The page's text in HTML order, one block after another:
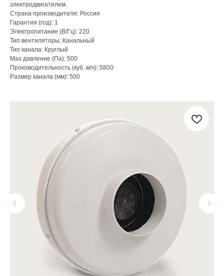
электродвигателем.
Страна производителя: Россия
Гарантия (год): 1
Электропитание (В/Гц): 220
Тип вентиляторы: Канальный
Тип канала: Круглый
Max давление (Па): 500
Производительность (куб. м/ч): 5800
Размер канала (мм): 500